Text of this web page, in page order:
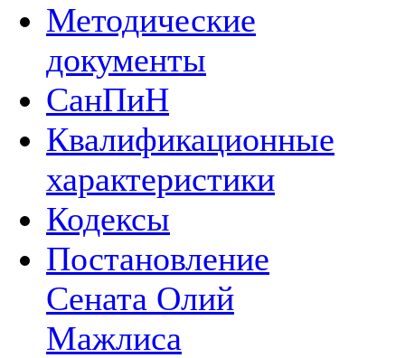
Методические
документы
СанПиН
Квалификационные
характеристики
Кодексы
Постановление
Сената Олий
Мажлиса